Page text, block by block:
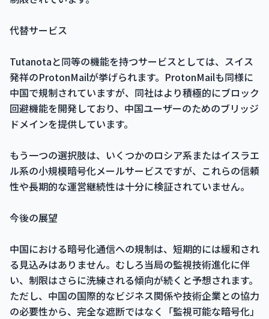
代替サービス
Tutanotaと同等の機能を持つサービスとしては、スイス
発祥のProtonMailが挙げられます。ProtonMailも同様に
中国で規制されていますが、同社はより積極的にブロック
回避機能を開発しており、中国ユーザーのためのブリッジ
ドメインを提供しています。
もう一つの選択肢は、いくつかのロシア系またはイスラエ
ル系の小規模暗号化メールサービスですが、これらの信頼
性や長期的な運営継続性は十分に検証されていません。
今後の展望
中国における暗号化通信への規制は、短期的には緩和され
る見込みはありません。むしろ当局の監視技術進化に伴
い、制限はさらに洗練される傾向が続くと予想されます。
ただし、中国の国際的なビジネス関係や技術企業との協力
の必要性から、完全な遮断ではなく「監視可能な暗号化」